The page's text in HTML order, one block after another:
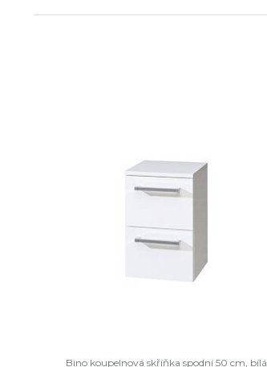
Bino koupelnová skříňka spodní 50 cm, bílá